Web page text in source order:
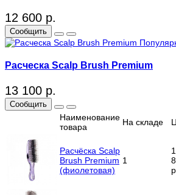
12 600 р.
Сообщить
Расческа Scalp Brush Premium
13 100 р.
Сообщить
Наименование
товара
На складе
Расчёска Scalp
Brush Premium
(фиолетовая)
1